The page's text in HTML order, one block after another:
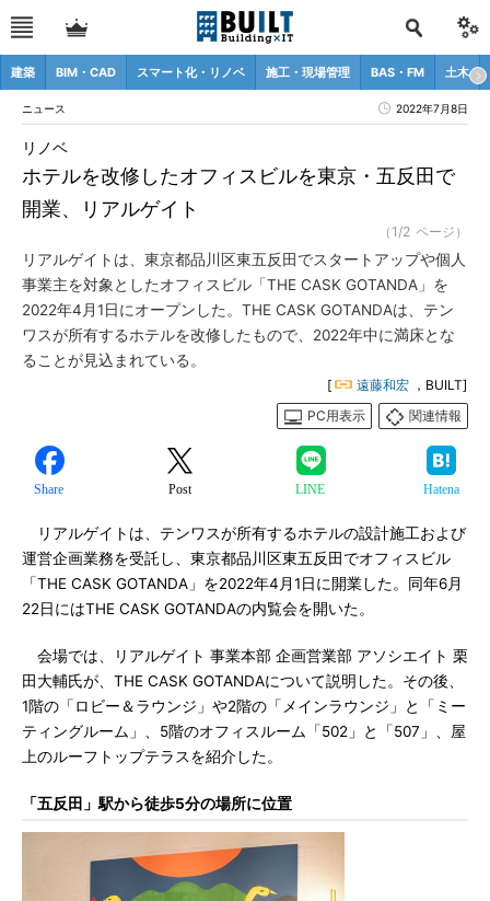
建築 BIM・CAD スマート化・リノベ 施工・現場管理 BAS・FM 土木
ニュース 2022年7月8日
ホテルを改修したオフィスビルを東京・五反田で
開業、リアルゲイト
リノベ
（1/2 ページ）
リアルゲイトは、東京都品川区東五反田でスタートアップや個人
事業主を対象としたオフィスビル「THE CASK GOTANDA」を
2022年4月1日にオープンした。THE CASK GOTANDAは、テン
ワスが所有するホテルを改修したもので、2022年中に満床とな
ることが見込まれている。
[ 遠藤和宏 ，BUILT]
PC用表示
関連情報
Share Post LINE Hatena
リアルゲイトは、テンワスが所有するホテルの設計施工および
運営企画業務を受託し、東京都品川区東五反田でオフィスビル
「THE CASK GOTANDA」を2022年4月1日に開業した。同年6月
22日にはTHE CASK GOTANDAの内覧会を開いた。
会場では、リアルゲイト 事業本部 企画営業部 アソシエイト 栗
田大輔氏が、THE CASK GOTANDAについて説明した。その後、
1階の「ロビー＆ラウンジ」や2階の「メインラウンジ」と「ミー
ティングルーム」、5階のオフィスルーム「502」と「507」、屋
上のルーフトップテラスを紹介した。
「五反田」駅から徒歩5分の場所に位置